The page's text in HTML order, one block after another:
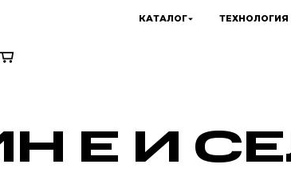
КАТАЛОГ ТЕХНОЛОГИЯ
Е И